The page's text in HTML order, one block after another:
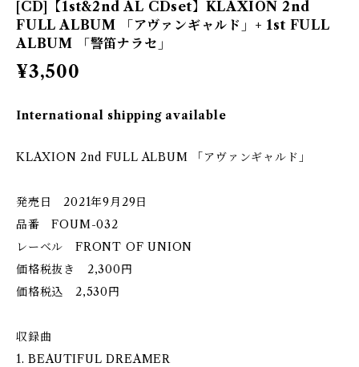
[CD]【1st&2nd AL CDset】KLAXION 2nd
FULL ALBUM 「アヴァンギャルド」+ 1st FULL
ALBUM 「警笛ナラセ」
¥3,500
International shipping available
KLAXION 2nd FULL ALBUM 「アヴァンギャルド」
発売日 2021年9月29日
品番 FOUM-032
レーベル FRONT OF UNION
価格税抜き 2,300円
価格税込 2,530円
収録曲
1. BEAUTIFUL DREAMER